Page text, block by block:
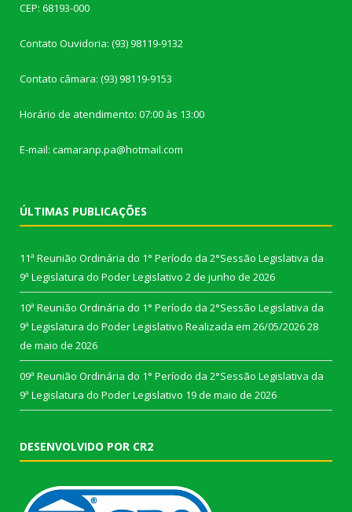
CEP: 68193-000
Contato Ouvidoria: (93) 98119-9132
Contato câmara: (93) 98119-9153
Horário de atendimento: 07:00 às 13:00
E-mail: camaranp.pa@hotmail.com
ÚLTIMAS PUBLICAÇÕES
11ª Reunião Ordinária do 1° Período da 2°Sessão Legislativa da
9ª Legislatura do Poder Legislativo 2 de junho de 2026
10ª Reunião Ordinária do 1° Período da 2°Sessão Legislativa da
9ª Legislatura do Poder Legislativo Realizada em 26/05/202628
de maio de 2026
09ª Reunião Ordinária do 1° Período da 2°Sessão Legislativa da
9ª Legislatura do Poder Legislativo 19 de maio de 2026
DESENVOLVIDO POR CR2